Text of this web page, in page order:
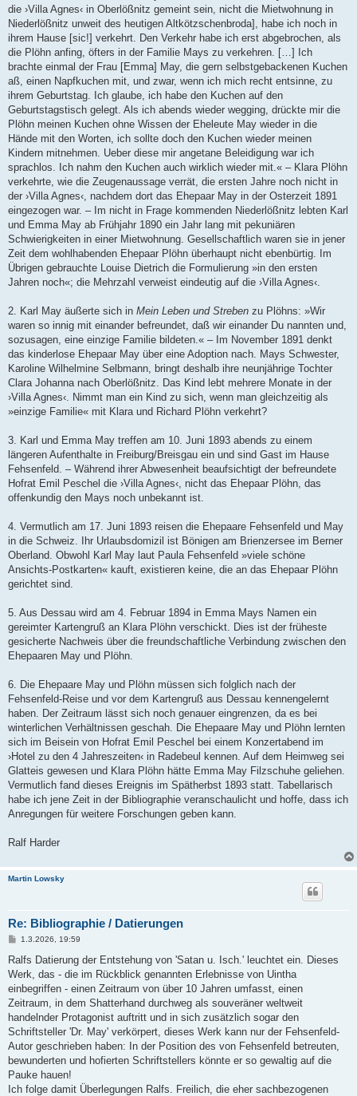
die ›Villa Agnes‹ in Oberlößnitz gemeint sein, nicht die Mietwohnung in
Niederlößnitz unweit des heutigen Altkötzschenbroda], habe ich noch in
ihrem Hause [sic!] verkehrt. Den Verkehr habe ich erst abgebrochen, als
die Plöhn anfing, öfters in der Familie Mays zu verkehren. […] Ich
brachte einmal der Frau [Emma] May, die gern selbstgebackenen Kuchen
aß, einen Napfkuchen mit, und zwar, wenn ich mich recht entsinne, zu
ihrem Geburtstag. Ich glaube, ich habe den Kuchen auf den
Geburtstagstisch gelegt. Als ich abends wieder wegging, drückte mir die
Plöhn meinen Kuchen ohne Wissen der Eheleute May wieder in die
Hände mit den Worten, ich sollte doch den Kuchen wieder meinen
Kindern mitnehmen. Ueber diese mir angetane Beleidigung war ich
sprachlos. Ich nahm den Kuchen auch wirklich wieder mit.« – Klara Plöhn
verkehrte, wie die Zeugenaussage verrät, die ersten Jahre noch nicht in
der ›Villa Agnes‹, nachdem dort das Ehepaar May in der Osterzeit 1891
eingezogen war. – Im nicht in Frage kommenden Niederlößnitz lebten Karl
und Emma May ab Frühjahr 1890 ein Jahr lang mit pekuniären
Schwierigkeiten in einer Mietwohnung. Gesellschaftlich waren sie in jener
Zeit dem wohlhabenden Ehepaar Plöhn überhaupt nicht ebenbürtig. Im
Übrigen gebrauchte Louise Dietrich die Formulierung »in den ersten
Jahren noch«; die Mehrzahl verweist eindeutig auf die ›Villa Agnes‹.
2. Karl May äußerte sich in Mein Leben und Streben zu Plöhns: »Wir
waren so innig mit einander befreundet, daß wir einander Du nannten und,
sozusagen, eine einzige Familie bildeten.« – Im November 1891 denkt
das kinderlose Ehepaar May über eine Adoption nach. Mays Schwester,
Karoline Wilhelmine Selbmann, bringt deshalb ihre neunjährige Tochter
Clara Johanna nach Oberlößnitz. Das Kind lebt mehrere Monate in der
›Villa Agnes‹. Nimmt man ein Kind zu sich, wenn man gleichzeitig als
»einzige Familie« mit Klara und Richard Plöhn verkehrt?
3. Karl und Emma May treffen am 10. Juni 1893 abends zu einem
längeren Aufenthalte in Freiburg/Breisgau ein und sind Gast im Hause
Fehsenfeld. – Während ihrer Abwesenheit beaufsichtigt der befreundete
Hofrat Emil Peschel die ›Villa Agnes‹, nicht das Ehepaar Plöhn, das
offenkundig den Mays noch unbekannt ist.
4. Vermutlich am 17. Juni 1893 reisen die Ehepaare Fehsenfeld und May
in die Schweiz. Ihr Urlaubsdomizil ist Bönigen am Brienzersee im Berner
Oberland. Obwohl Karl May laut Paula Fehsenfeld »viele schöne
Ansichts-Postkarten« kauft, existieren keine, die an das Ehepaar Plöhn
gerichtet sind.
5. Aus Dessau wird am 4. Februar 1894 in Emma Mays Namen ein
gereimter Kartengruß an Klara Plöhn verschickt. Dies ist der früheste
gesicherte Nachweis über die freundschaftliche Verbindung zwischen den
Ehepaaren May und Plöhn.
6. Die Ehepaare May und Plöhn müssen sich folglich nach der
Fehsenfeld-Reise und vor dem Kartengruß aus Dessau kennengelernt
haben. Der Zeitraum lässt sich noch genauer eingrenzen, da es bei
winterlichen Verhältnissen geschah. Die Ehepaare May und Plöhn lernten
sich im Beisein von Hofrat Emil Peschel bei einem Konzertabend im
›Hotel zu den 4 Jahreszeiten‹ in Radebeul kennen. Auf dem Heimweg sei
Glatteis gewesen und Klara Plöhn hätte Emma May Filzschuhe geliehen.
Vermutlich fand dieses Ereignis im Spätherbst 1893 statt. Tabellarisch
habe ich jene Zeit in der Bibliographie veranschaulicht und hoffe, dass ich
Anregungen für weitere Forschungen geben kann.
Ralf Harder
Martin Lowsky
Re: Bibliographie / Datierungen
B
i
r
a
1.3.2026, 19:59
Ralfs Datierung der Entstehung von 'Satan u. Isch.' leuchtet ein. Dieses
Werk, das - die im Rückblick genannten Erlebnisse von Uintha
einbegriffen - einen Zeitraum von über 10 Jahren umfasst, einen
Zeitraum, in dem Shatterhand durchweg als souveräner weltweit
handelnder Protagonist auftritt und in sich zusätzlich sogar den
Schriftsteller 'Dr. May' verkörpert, dieses Werk kann nur der Fehsenfeld-
Autor geschrieben haben: In der Position des von Fehsenfeld betreuten,
bewunderten und hofierten Schriftstellers könnte er so gewaltig auf die
Pauke hauen!
Ich folge damit Überlegungen Ralfs. Freilich, die eher sachbezogenen